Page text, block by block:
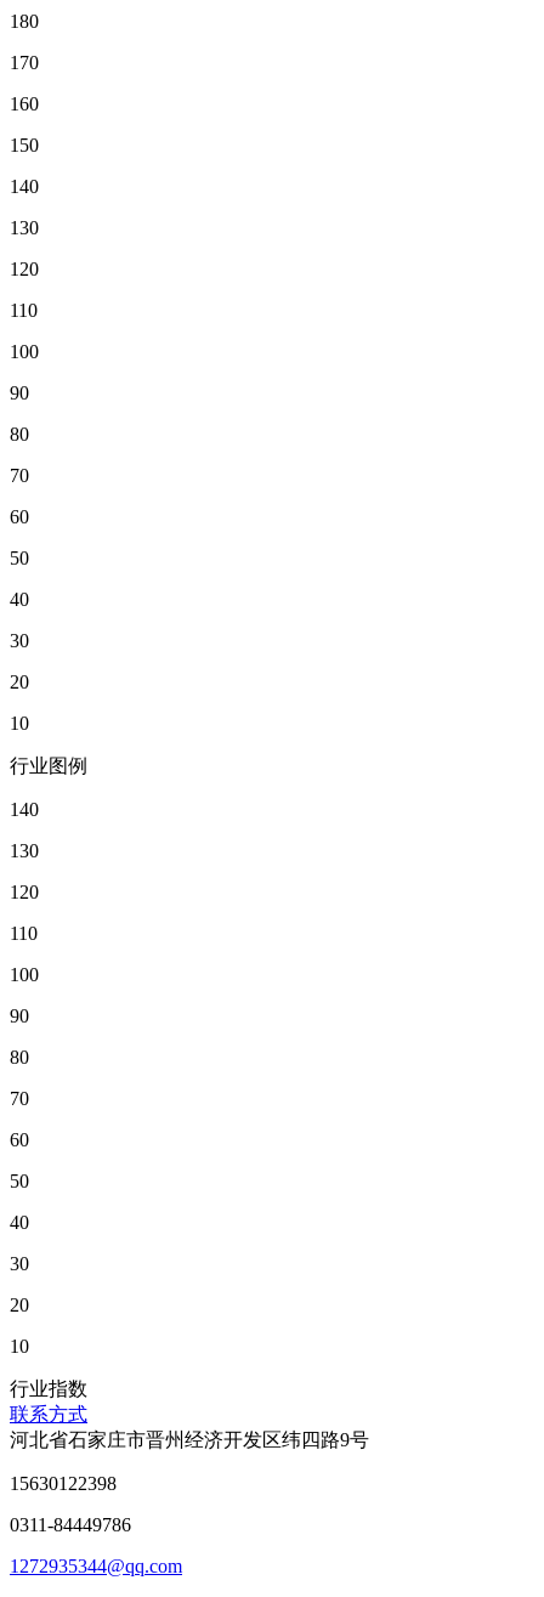
180
170
160
150
140
130
120
110
100
90
80
70
60
50
40
30
20
10
行业图例
140
130
120
110
100
90
80
70
60
50
40
30
20
10
行业指数
联系方式
河北省石家庄市晋州经济开发区纬四路9号
15630122398
0311-84449786
1272935344@qq.com